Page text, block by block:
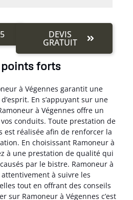
DEVIS
GRATUIT
forts
à Végennes garantit une
En s’appuyant sur une
à Végennes offre un
conduits. Toute prestation de
est réalisée afin de renforcer la
En choisissant Ramoneur à
à une prestation de qualité qui
par le bistre. Ramoneur à
à suivre les
tout en offrant des conseils
sur Ramoneur à Végennes c’est